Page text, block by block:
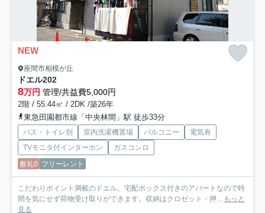
NEW
座間市相模が丘
ドエル202
8万円 管理/共益費5,000円
2階 / 55.44㎡ / 2DK /築26年
東急田園都市線「中央林間」駅 徒歩33分
バス・トイレ別 室内洗濯機置場 バルコニー
電気有
TVモニタ付インターホン
ガスコンロ
敷礼0 フリーレント
こだわりポイント満載のドエル。宅配ボックス付きのアパートなので時
間を気にせず荷物受け取りができます。収納はクロゼット・押... もっと
見る